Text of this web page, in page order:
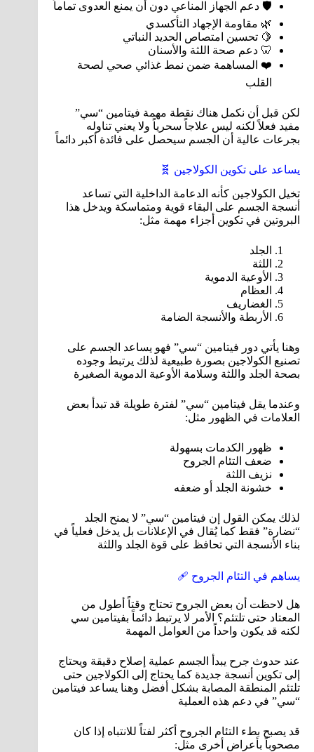
🛡️ دعم الجهاز المناعي دون أن يمنع العدوى تماماً
🌿 مقاومة الإجهاد التأكسدي
🍋 تحسين امتصاص الحديد النباتي
🦷 دعم صحة اللثة والأسنان
❤️ المساهمة ضمن نمط غذائي صحي لصحة
القلب
لكن قبل أن نكمل هناك نقطة مهمة فيتامين “سي”
مفيد فعلاً لكنه ليس علاجاً سحرياً ولا يعني تناوله
بجرعات عالية أن الجسم سيحصل على فائدة أكبر دائماً
يساعد على تكوين الكولاجين 🧬
تخيل الكولاجين كأنه الدعامة الداخلية التي تساعد
أنسجة الجسم على البقاء قوية ومتماسكة ويدخل هذا
البروتين في تكوين أجزاء مهمة مثل:
الجلد
اللثة
الأوعية الدموية
العظام
الغضاريف
الأربطة والأنسجة الضامة
وهنا يأتي دور فيتامين “سي” فهو يساعد الجسم على
تصنيع الكولاجين بصورة طبيعية لذلك يرتبط وجوده
بصحة الجلد واللثة وسلامة الأوعية الدموية الصغيرة
وعندما يقل فيتامين “سي” لفترة طويلة قد تبدأ بعض
العلامات في الظهور مثل:
ظهور الكدمات بسهولة
ضعف التئام الجروح
نزيف اللثة
خشونة الجلد أو ضعفه
لذلك يمكن القول إن فيتامين “سي” لا يمنح الجلد
“نضارة” فقط كما يُقال في الإعلانات بل يدخل فعلياً في
بناء الأنسجة التي تحافظ على قوة الجلد واللثة
يساهم في التئام الجروح 🩹
هل لاحظت أن بعض الجروح تحتاج وقتاً أطول من
المعتاد حتى تلتئم؟ الأمر لا يرتبط دائماً بفيتامين سي
لكنه قد يكون واحداً من العوامل المهمة
عند حدوث جرح يبدأ الجسم عملية إصلاح دقيقة ويحتاج
إلى تكوين أنسجة جديدة كما يحتاج إلى الكولاجين حتى
تلتئم المنطقة المصابة بشكل أفضل وهنا يساعد فيتامين
“سي” في دعم هذه العملية
قد يصبح بطء التئام الجروح أكثر لفتاً للانتباه إذا كان
مصحوباً بأعراض أخرى مثل: